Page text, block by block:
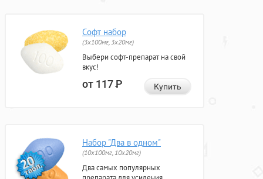
Софт набор
(3x100мг, 3x20мг)
Выбери софт-препарат на свой
вкус!
от 117Р Купить
Набор "Два в одном"
(10x100мг, 10x20мг)
Два самых популярных